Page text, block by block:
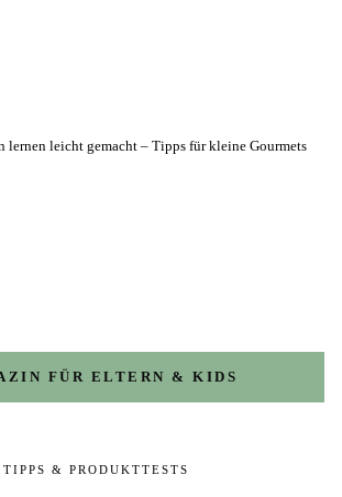
lernen leicht gemacht – Tipps für kleine Gourmets
FÜR ELTERN & KIDS
TIPPS & PRODUKTTESTS